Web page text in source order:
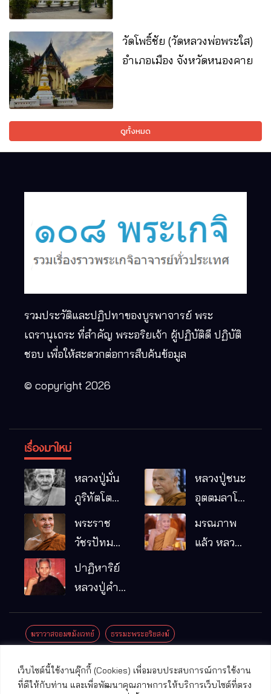
เว็บไซต์นี้ใช้งานคุ๊กกี้ (Cookies) เพื่อมอบประสบการณ์การใช้งาน
ที่ดีให้กับท่าน และเพื่อพัฒนาคุณภาพการให้บริการเว็บไซต์ที่ตรง
วัดโพธิ์ชัย (วัดหลวงพ่อพระใส)
อำเภอเมือง จังหวัดหนองคาย
ดูทั้งหมด
รวมประวัติและปฏิปทาของบูรพาจารย์ พระ
เถรานุเถระ ที่สำคัญ พระอริยเจ้า ผู้ปฏิบัติดี ปฏิบัติ
ชอบ เพื่อให้สะดวกต่อการสืบค้นข้อมูล
© copyright 2026
เรื่องมาใหม่
หลวงปู่มั่น
ภูริทัตโต
พระอริยเจ้า
ผู้เป็นบิดา
รมฐาน
หลวงปู่ชนะ
อุตตมลาโภ
หมากอื๋อ
พระราช
วัชรปัทม
คุณ (หลวง
ปู่บัวเกตุ
แล้ว วัดป่า
อ.แม่ริม
มรณภาพ
แล้ว หลวง
ปาฏิหาริย์
หลวงปู่คำ
มณี
ฆราวาสจอมขมังเวทย์ ธรรมะพระอริยสงฆ์
ปาฏิหาริย์พระเครื่อง